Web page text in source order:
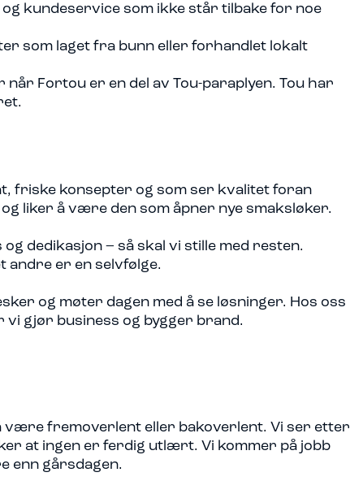
og kundeservice som ikke står tilbake for noe
som laget fra bunn eller forhandlet lokalt
når Fortou er en del av Tou-paraplyen. Tou har
friske konsepter og som ser kvalitet foran
liker å være den som åpner nye smaksløker.
og dedikasjon – så skal vi stille med resten.
andre er en selvfølge.
og møter dagen med å se løsninger. Hos oss
vi gjør business og bygger brand.
være fremoverlent eller bakoverlent. Vi ser etter
at ingen er ferdig utlært. Vi kommer på jobb
enn gårsdagen.